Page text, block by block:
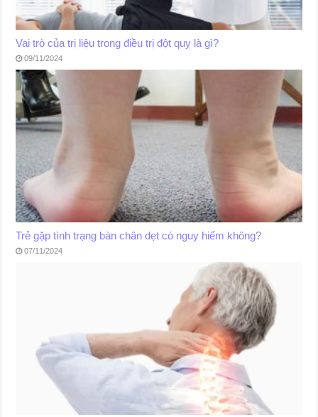
Vai trò của trị liệu trong điều trị đột quỵ là gì?
09/11/2024
Trẻ gặp tình trạng bàn chân dẹt có nguy hiểm không?
07/11/2024